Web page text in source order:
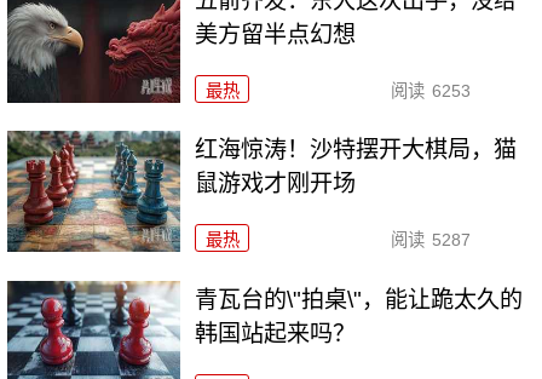
美方留半点幻想
最热 阅读 6253
红海惊涛！沙特摆开大棋局，猫
鼠游戏才刚开场
最热 阅读 5287
青瓦台的\"拍桌\"，能让跪太久的
韩国站起来吗？